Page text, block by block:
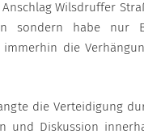
Wilsdruffer
sondern habe nur
die
die Verteidigung
und Diskussion